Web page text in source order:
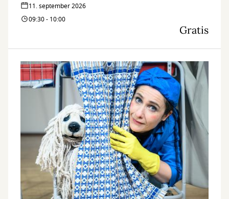
11. september 2026
09:30 - 10:00
Gratis